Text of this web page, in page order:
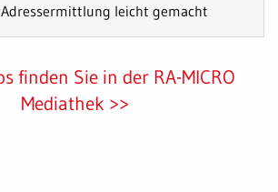
Adressermittlung leicht gemacht
finden Sie in der RA-MICRO
Mediathek >>